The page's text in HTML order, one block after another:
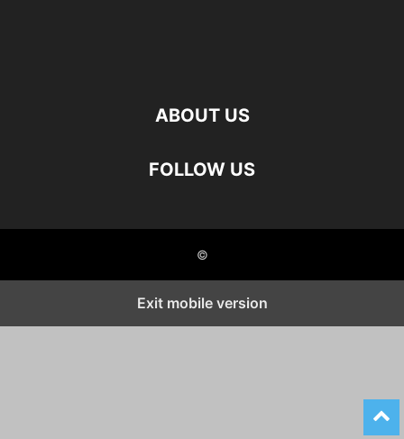
ABOUT US
FOLLOW US
©
Exit mobile version